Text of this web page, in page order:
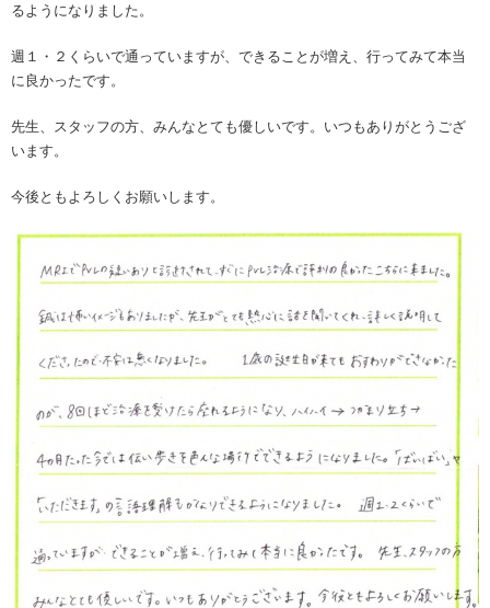
るようになりました。
週１・２くらいで通っていますが、できることが増え、行ってみて本当
に良かったです。
先生、スタッフの方、みんなとても優しいです。いつもありがとうござ
います。
今後ともよろしくお願いします。